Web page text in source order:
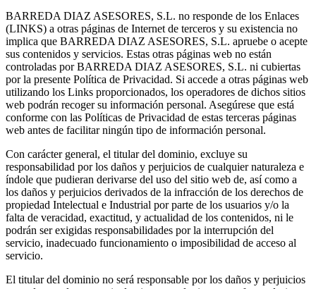
BARREDA DIAZ ASESORES, S.L. no responde de los Enlaces
(LINKS) a otras páginas de Internet de terceros y su existencia no
implica que BARREDA DIAZ ASESORES, S.L. apruebe o acepte
sus contenidos y servicios. Estas otras páginas web no están
controladas por BARREDA DIAZ ASESORES, S.L. ni cubiertas
por la presente Política de Privacidad. Si accede a otras páginas web
utilizando los Links proporcionados, los operadores de dichos sitios
web podrán recoger su información personal. Asegúrese que está
conforme con las Políticas de Privacidad de estas terceras páginas
web antes de facilitar ningún tipo de información personal.
Con carácter general, el titular del dominio, excluye su
responsabilidad por los daños y perjuicios de cualquier naturaleza e
índole que pudieran derivarse del uso del sitio web de, así como a
los daños y perjuicios derivados de la infracción de los derechos de
propiedad Intelectual e Industrial por parte de los usuarios y/o la
falta de veracidad, exactitud, y actualidad de los contenidos, ni le
podrán ser exigidas responsabilidades por la interrupción del
servicio, inadecuado funcionamiento o imposibilidad de acceso al
servicio.
El titular del dominio no será responsable por los daños y perjuicios